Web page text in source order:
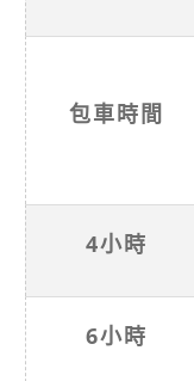
包車時間
4小時
6小時